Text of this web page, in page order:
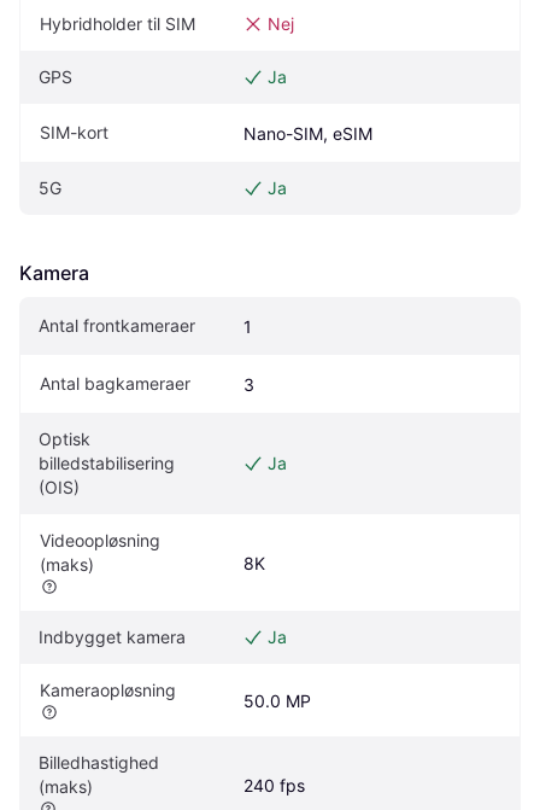
Hybridholder til SIM Nej
GPS Ja
SIM-kort Nano-SIM, eSIM
5G Ja
Kamera
Antal frontkameraer 1
Antal bagkameraer 3
Optisk
billedstabilisering
(OIS)
Ja
Videoopløsning
(maks)
8K
Indbygget kamera Ja
Kameraopløsning
50.0 MP
Billedhastighed
(maks)
240 fps